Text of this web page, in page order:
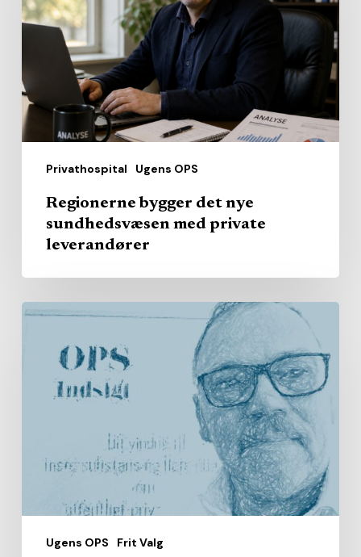
Privathospital Ugens OPS
nye
sundhedsvæsen
private
leverandører
Regionerne bygger det nye
sundhedsvæsen med private
leverandører
Ugens OPS Frit Valg
Fra
handicap
tegner
danske